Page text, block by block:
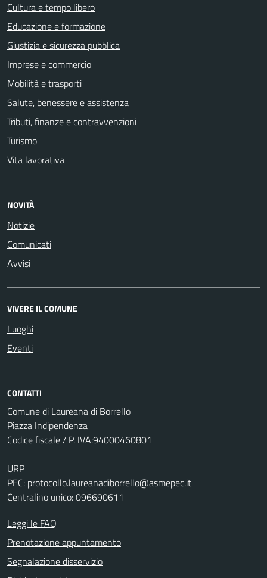
Cultura e tempo libero
Educazione e formazione
Giustizia e sicurezza pubblica
Imprese e commercio
Mobilità e trasporti
Salute, benessere e assistenza
Tributi, finanze e contravvenzioni
Turismo
Vita lavorativa
NOVITÀ
Notizie
Comunicati
Avvisi
VIVERE IL COMUNE
Luoghi
Eventi
CONTATTI
Comune di Laureana di Borrello
Piazza Indipendenza
Codice fiscale / P. IVA:94000460801
URP
PEC: protocollo.laureanadiborrello@asmepec.it
Centralino unico: 096690611
Leggi le FAQ
Prenotazione appuntamento
Segnalazione disservizio